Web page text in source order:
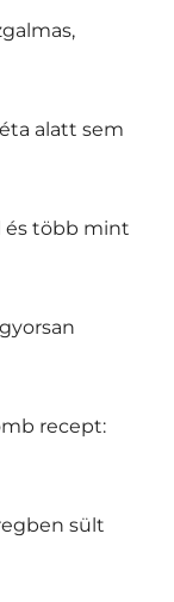
alatt sem
és több mint
recept:
sült